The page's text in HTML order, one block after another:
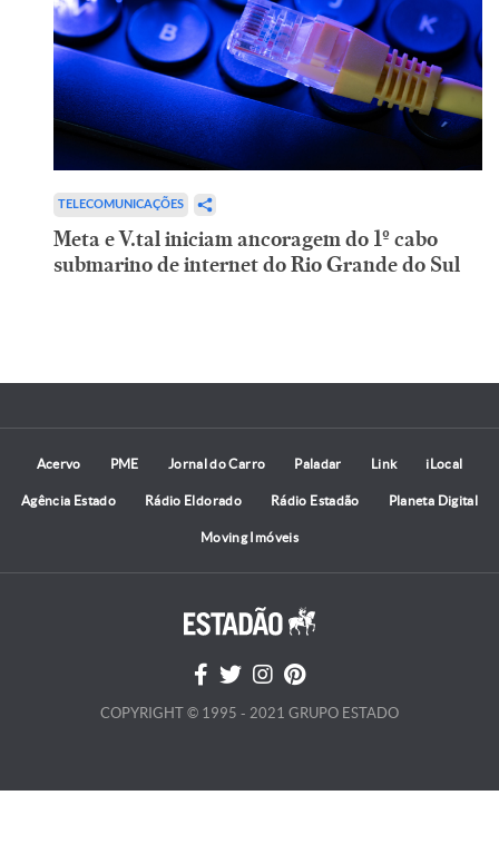
TELECOMUNICAÇÕES
Meta e V.tal iniciam ancoragem do 1º cabo
submarino de internet do Rio Grande do Sul
Acervo PME Jornal do Carro Paladar Link iLocal
Agência Estado Rádio Eldorado Rádio Estadão Planeta Digital
Moving Imóveis
COPYRIGHT © 1995 - 2021 GRUPO ESTADO